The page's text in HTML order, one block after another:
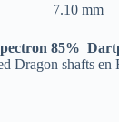
7.10 mm
85%
Dragon shafts en